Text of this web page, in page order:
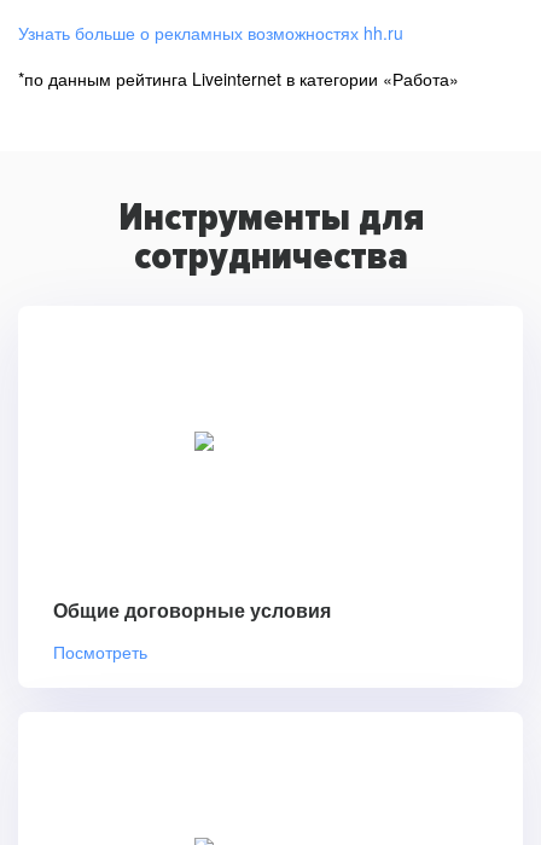
Узнать больше о рекламных возможностях hh.ru
*по данным рейтинга Liveinternet в категории «Работа»
Инструменты для
сотрудничества
Общие договорные условия
Посмотреть